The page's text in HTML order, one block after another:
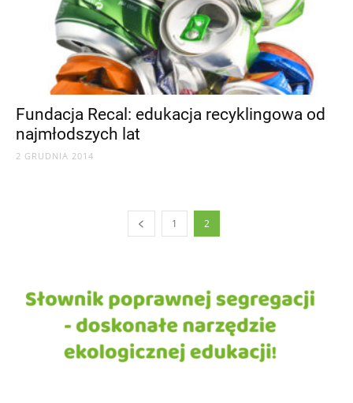
Fundacja Recal: edukacja recyklingowa od
najmłodszych lat
2 GRUDNIA 2014
1 2